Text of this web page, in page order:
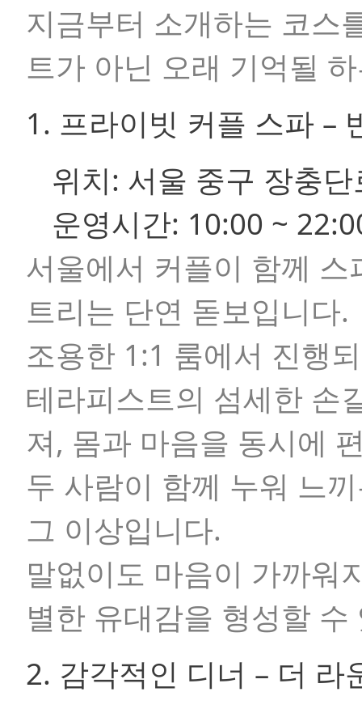
지금부터 소개하는 코스
트가 아닌 오래 기억될
1. 프라이빗 커플 스파 –
위치: 서울 중구 장충
운영시간: 10:00 ~
서울에서 커플이 함께
트리는 단연 돋보입니다.
조용한 1:1 룸에서 진행
테라피스트의 섬세한 손
져, 몸과 마음을 동시에
두 사람이 함께 누워 느
그 이상입니다.
말없이도 마음이 가까워
별한 유대감을 형성할
2. 감각적인 디너 – 더 라